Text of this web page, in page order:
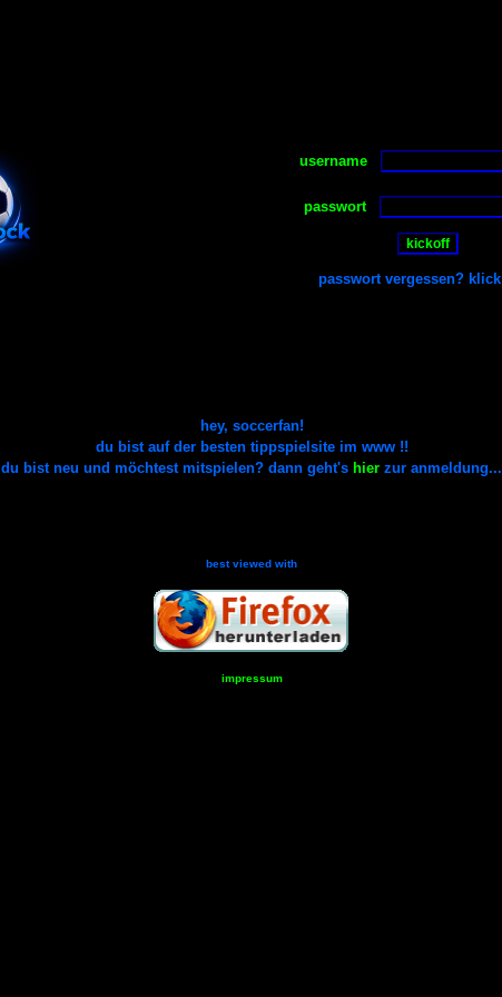
username--
passwort--
passwort vergessen? klick
hey, soccerfan!
du bist auf der bestentippspielsite im www !!
du bist neu und möchtest mitspielen? dann geht's hier zur anmeldung...
bestviewed with
impressum